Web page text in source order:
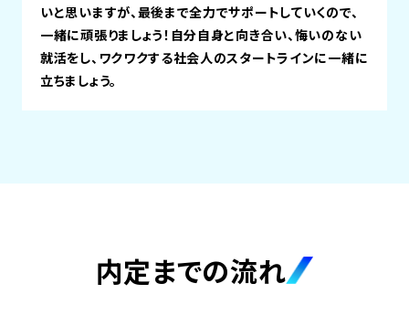
いと思いますが、最後まで全力でサポートしていくので、
一緒に頑張りましょう！自分自身と向き合い、悔いのない
就活をし、ワクワクする社会人のスタートラインに一緒に
立ちましょう。
内定までの流れ